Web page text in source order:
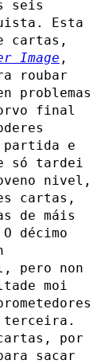
seis
Esta
cartas,
Image ,
roubar
problemas
final
partida e
só tardei
nivel,
cartas,
de máis
décimo
pero non
moi
terceira.
por
sacar